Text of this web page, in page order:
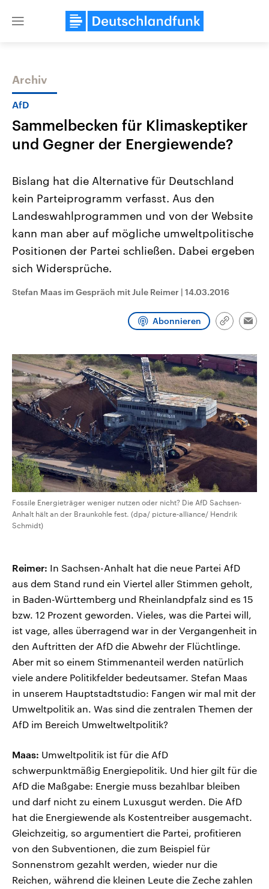
Close
Themen
Landtagswahl Sachsen-Anhalt
2026
Alle Informationen
Sachsen-Anhalt wählt am 6.
September 2026 einen neuen
Landtag. Seit 2021 wird das
Bundesland von einer Koalition aus
CDU, SPD und FDP regiert.-
Umfragen, Prognosen,
Wahlprogramme, aktuelle Berichte
und Kandidaten der anstehenden
USA
Aktuelle Beiträge,
Hintergründe
Wirtschaftlich und
gehören die Vereinigten
den mächtigsten Ländern
Archiv
AfD
Sammelbecken für Klimaskeptiker
und Gegner der Energiewende?
Bislang hat die Alternative für Deutschland
kein Parteiprogramm verfasst. Aus den
Landeswahlprogrammen und von der Website
kann man aber auf mögliche umweltpolitische
Positionen der Partei schließen. Dabei ergeben
sich Widersprüche.
Stefan Maas im Gespräch mit Jule Reimer | 14.03.2016
Abonnieren
Link
Fossile Energieträger weniger nutzen oder nicht? Die AfD Sachsen-
Anhalt hält an der Braunkohle fest. (dpa/ picture-alliance/ Hendrik
Schmidt)
Reimer: In Sachsen-Anhalt hat die neue Partei AfD
aus dem Stand rund ein Viertel aller Stimmen geholt,
in Baden-Württemberg und Rheinlandpfalz sind es 15
bzw. 12 Prozent geworden. Vieles, was die Partei will,
ist vage, alles überragend war in der Vergangenheit in
den Auftritten der AfD die Abwehr der Flüchtlinge.
Aber mit so einem Stimmenanteil werden natürlich
viele andere Politikfelder bedeutsamer. Stefan Maas
in unserem Hauptstadtstudio: Fangen wir mal mit der
Umweltpolitik an. Was sind die zentralen Themen der
AfD im Bereich Umweltweltpolitik?
Maas: Umweltpolitik ist für die AfD
schwerpunktmäßig Energiepolitik. Und hier gilt für die
AfD die Maßgabe: Energie muss bezahlbar bleiben
und darf nicht zu einem Luxusgut werden. Die AfD
hat die Energiewende als Kostentreiber ausgemacht.
Gleichzeitig, so argumentiert die Partei, profitieren
von den Subventionen, die zum Beispiel für
Sonnenstrom gezahlt werden, wieder nur die
Reichen, während die kleinen Leute die Zeche zahlen